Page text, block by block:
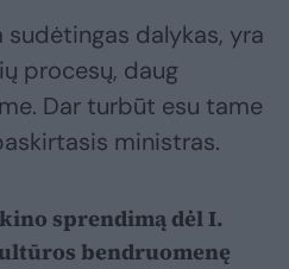
sudėtingas dalykas, yra
procesų, daug
Dar turbūt esu tame
ministras.
sprendimą dėl I.
bendruomenę